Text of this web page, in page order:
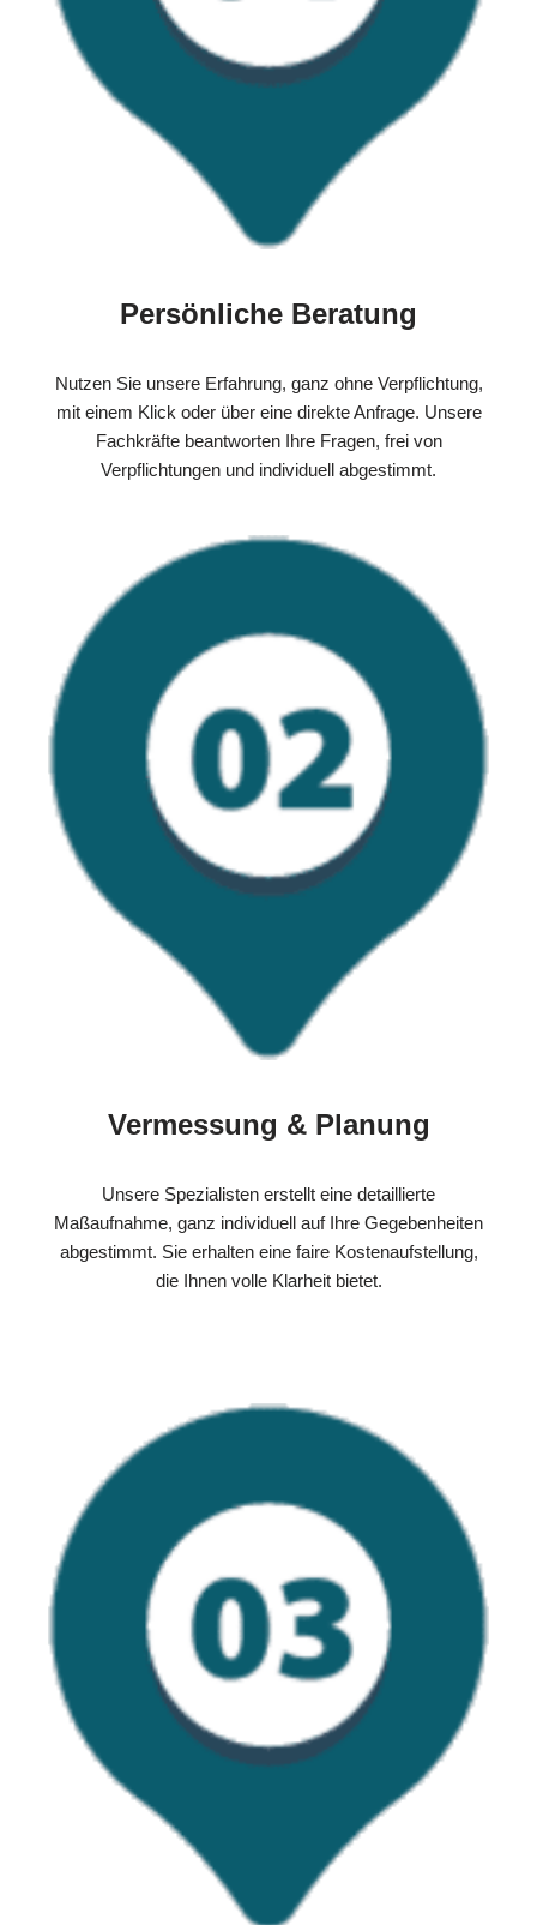
Persönliche Beratung
Nutzen Sie unsere Erfahrung, ganz ohne Verpflichtung,
mit einem Klick oder über eine direkte Anfrage. Unsere
Fachkräfte beantworten Ihre Fragen, frei von
Verpflichtungen und individuell abgestimmt.
Vermessung & Planung
Unsere Spezialisten erstellt eine detaillierte
Maßaufnahme, ganz individuell auf Ihre Gegebenheiten
abgestimmt. Sie erhalten eine faire Kostenaufstellung,
die Ihnen volle Klarheit bietet.